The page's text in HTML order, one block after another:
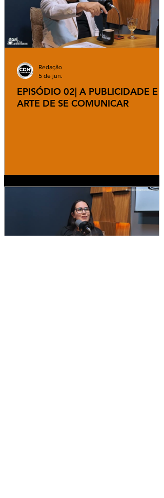
EPISÓDIO 02| A PUBLICIDADE E A
ARTE DE SE COMUNICAR
Redação
5 de jun.